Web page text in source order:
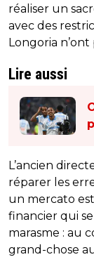
réaliser un
avec des
Longoria
Lire aussi
L’ancien
réparer les
un mercato
financier qui
marasme : au
grand-chose